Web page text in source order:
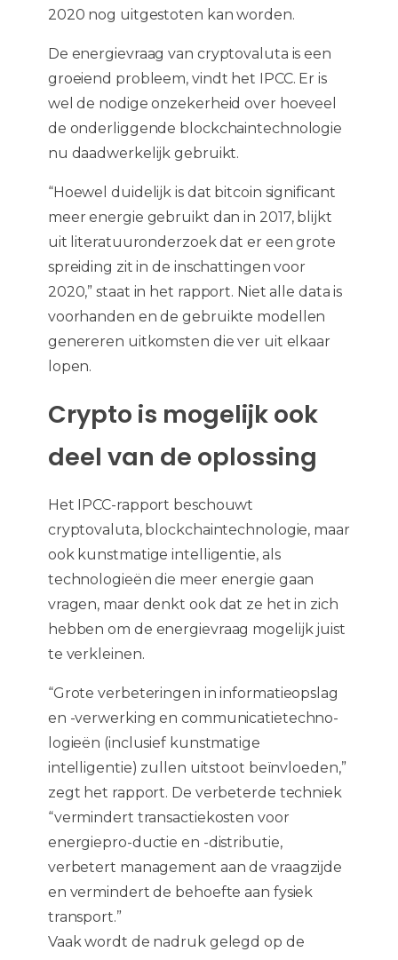
2020 nog uitgestoten kan worden.
De energievraag van cryptovaluta is een
groeiend probleem, vindt het IPCC. Er is
wel de nodige onzekerheid over hoeveel
de onderliggende blockchaintechnologie
nu daadwerkelijk gebruikt.
“Hoewel duidelijk is dat bitcoin significant
meer energie gebruikt dan in 2017, blijkt
uit literatuuronderzoek dat er een grote
spreiding zit in de inschattingen voor
2020,” staat in het rapport. Niet alle data is
voorhanden en de gebruikte modellen
genereren uitkomsten die ver uit elkaar
lopen.
Crypto is mogelijk ook
deel van de oplossing
Het IPCC-rapport beschouwt
cryptovaluta, blockchaintechnologie, maar
ook kunstmatige intelligentie, als
technologieën die meer energie gaan
vragen, maar denkt ook dat ze het in zich
hebben om de energievraag mogelijk juist
te verkleinen.
“Grote verbeteringen in informatieopslag
en -verwerking en communicatietechno-
logieën (inclusief kunstmatige
intelligentie) zullen uitstoot beïnvloeden,”
zegt het rapport. De verbeterde techniek
“vermindert transactiekosten voor
energiepro-ductie en -distributie,
verbetert management aan de vraagzijde
en vermindert de behoefte aan fysiek
transport.”
Vaak wordt de nadruk gelegd op de